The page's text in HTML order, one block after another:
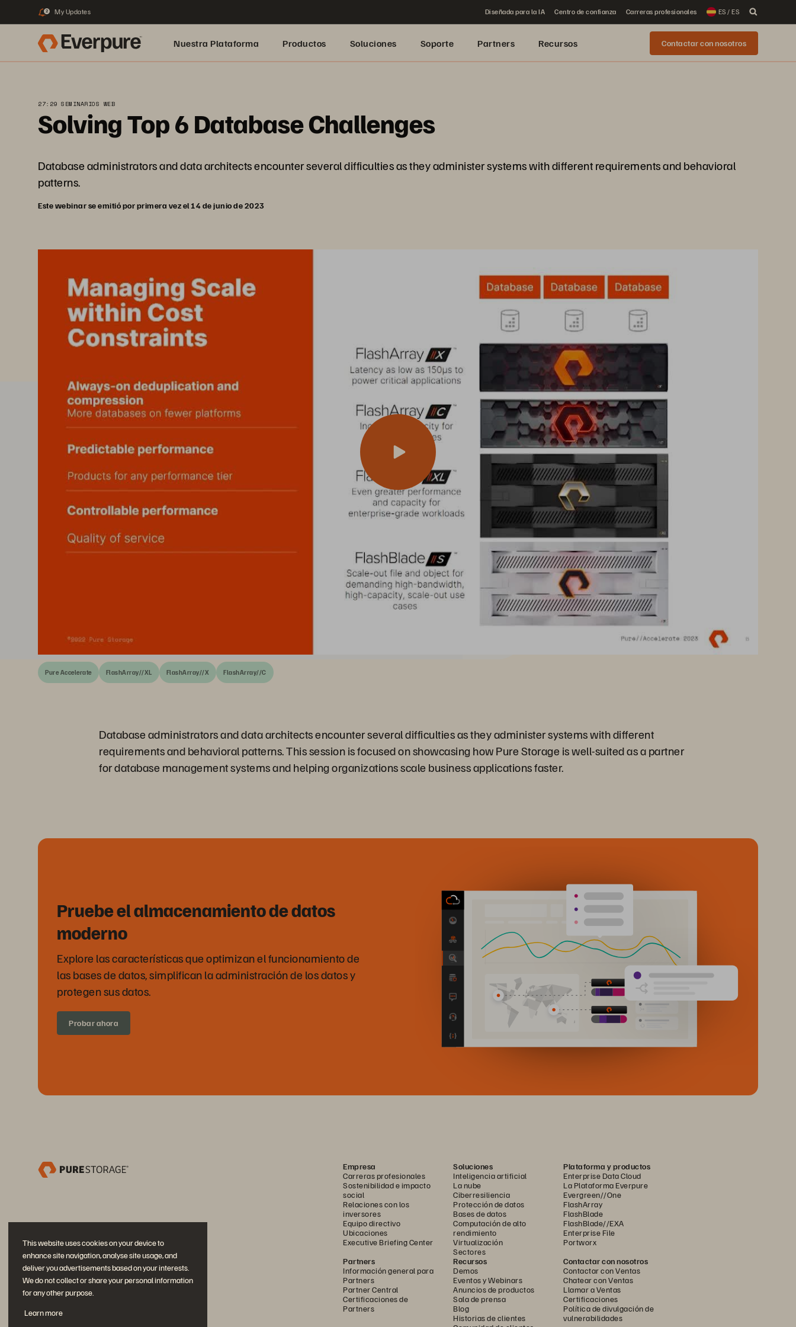
This website uses cookies on your device to
enhance site navigation, analyse site usage, and
deliver you advertisements based on your interests.
We do not collect or share your personal information
for any other purpose.
Learn more
2 My Updates Diseñada para la IA Centro de confianza Carreras profesionales ES / ES
Nuestra Plataforma Productos Soluciones Soporte Partners Recursos Contactar con nosotros
27:29 SEMINARIOS WEB
Solving Top 6 Database Challenges
Database administrators and data architects encounter several difficulties as they administer systems with different requirements and behavioral
patterns.
Este webinar se emitió por primera vez el 14 de junio de 2023
Pure Accelerate FlashArray//XL FlashArray//X FlashArray//C
Database administrators and data architects encounter several difficulties as they administer systems with different
requirements and behavioral patterns. This session is focused on showcasing how Pure Storage is well-suited as a partner
for database management systems and helping organizations scale business applications faster.
Pruebe el almacenamiento de datos
moderno
Explore las características que optimizan el funcionamiento de
las bases de datos, simplifican la administración de los datos y
protegen sus datos.
Probar ahora
Empresa
Carreras profesionales
Sostenibilidad e impacto
social
Relaciones con los
inversores
Equipo directivo
Ubicaciones
Executive Briefing Center
Soluciones
Inteligencia artificial
La nube
Ciberresiliencia
Protección de datos
Bases de datos
Computación de alto
rendimiento
Virtualización
Sectores
Plataforma y productos
Enterprise Data Cloud
La Plataforma Everpure
Evergreen//One
FlashArray
FlashBlade
FlashBlade//EXA
Enterprise File
Portworx
Partners
Información general para
Partners
Partner Central
Certificaciones de
Partners
Recursos
Demos
Eventos y Webinars
Anuncios de productos
Sala de prensa
Blog
Historias de clientes
Contactar con nosotros
Contactar con Ventas
Chatear con Ventas
Llamar a Ventas
Certificaciones
Política de divulgación de
vulnerabilidades
Únase a la conversación